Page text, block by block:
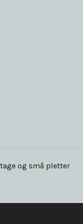
og små pletter